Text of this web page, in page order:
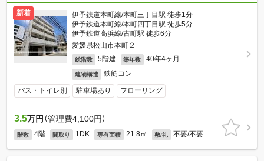
新着
伊予鉄道本町線/本町三丁目駅 徒歩1分
伊予鉄道本町線/本町四丁目駅 徒歩5分
伊予鉄道高浜線/古町駅 徒歩6分
愛媛県松山市本町２
総階数 5階建 築年数 40年4ヶ月
建物構造 鉄筋コン
バス・トイレ別 駐車場あり フローリング
3.5万円 （管理費4,100円）
階数 4階 間取り 1DK 専有面積 21.8㎡ 敷/礼 不要/不要